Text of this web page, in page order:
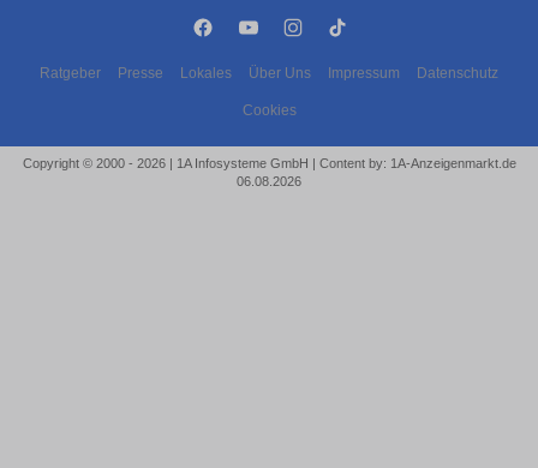
Ratgeber Presse Lokales Über Uns Impressum Datenschutz
Cookies
Copyright © 2000 - 2026 | 1A Infosysteme GmbH | Content by: 1A-Anzeigenmarkt.de
06.08.2026